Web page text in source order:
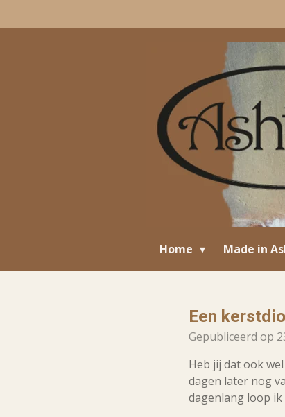
direct
Home Made in
Een
Gepubliceerd op
Heb jij dat ook
dagen later nog
dagenlang loop ik